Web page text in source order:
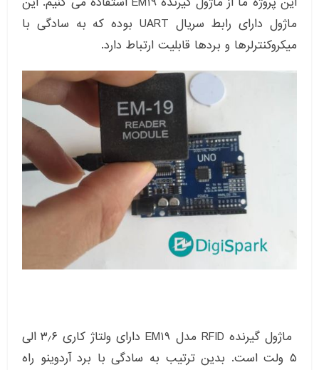
ماژول دارای رابط سریال UART بوده که به سادگی با
میکروکنترلرها و بردها قابلیت ارتباط دارد.
ماژول گیرنده RFID مدل EM19 دارای ولتاژ کاری ۳٫۶ الی
۵ ولت است. بدین ترتیب به سادگی با برد آردوینو راه